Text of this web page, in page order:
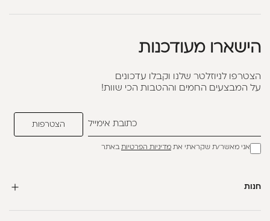
הישארו מעודכנות
הצטרפו לניוזלטר שלנו וקבלו עדכונים
על המבצעים החמים וההטבות הכי שוות!
אני מאשר/ת שקראתי את מדיניות הפרטיותבאתר
חנות